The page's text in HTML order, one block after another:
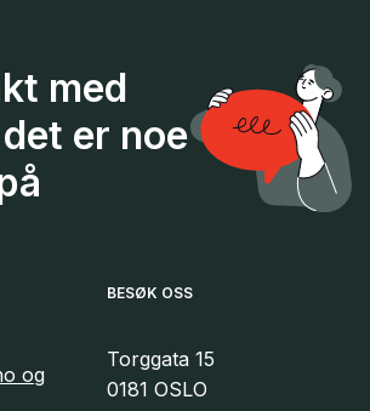
med
er noe
og
BESØK OSS
Torggata 15
0181 OSLO